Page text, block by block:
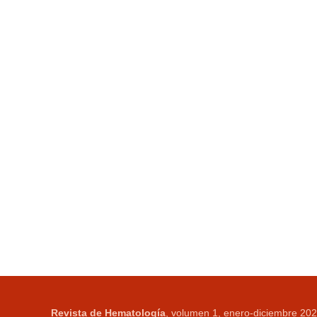
Revista de Hematología , volumen 1, enero-diciembre